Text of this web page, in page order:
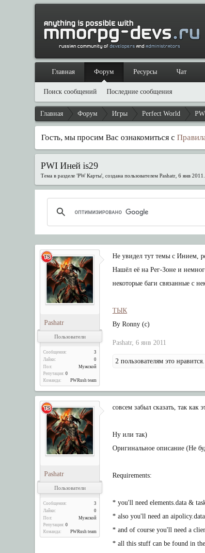
Главная Форум Игры Perfect World
Гость, мы просим Вас ознакомиться с
PWI Иней is29
Тема в разделе 'PW Карты', создана пользователемPashatr ,6 янв 2011
Pashatr
Пользователи
Сообщения:
3
Лайки:
0
Пол:
Мужской
Репутация: 0
Команда:
PWRush team
Не увидел тут темы с Инием,
Нашёл её на Рег-Зоне и
некоторые баги связанные с
ТЫК
By Ronny (c)
Pashatr, 6 янв 2011
2 пользователям это нравится.
Pashatr
Пользователи
Сообщения:
3
Лайки:
0
Пол:
Мужской
Репутация: 0
Команда:
PWRush team
совсем забыл сказать, так
Ну или так)
Оригинальное описание (Не
Requirements:
* you'll need elements.data &
* also you'll need an
* and of course you'll need a
* all this stuff can be found in
Главная Форум
Поиск сообщений Последние сообщения
Ресурсы Чат